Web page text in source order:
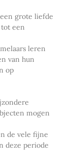
grote liefde
een
leren
van hun
op
mogen
de vele fijne
deze periode